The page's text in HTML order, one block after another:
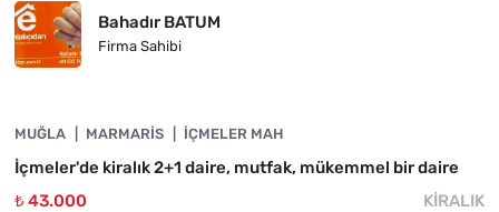
Bahadır BATUM
Firma Sahibi
ACIL
MUĞLA MARMARIS İÇMELER MAH
İçmeler'de kiralık 2+1 daire, mutfak, mükemmel bir daire
₺ 43.000
KIRALIK